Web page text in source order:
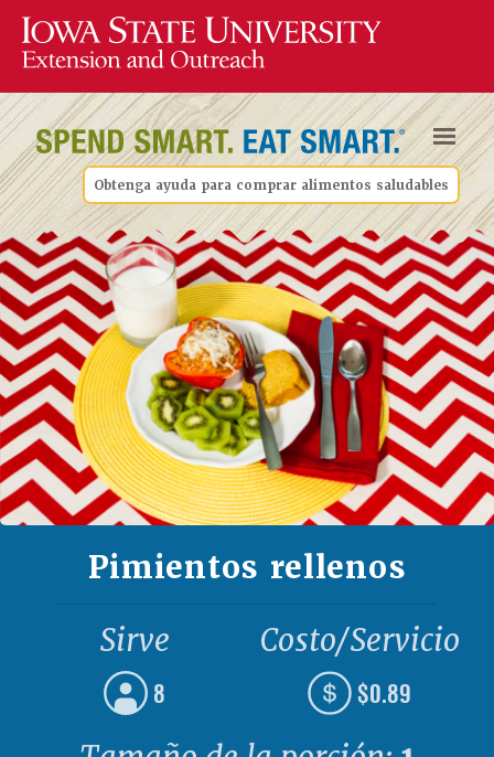
Obtenga ayuda para comprar alimentos saludables
Pimientos rellenos
Sirve
8
Costo/Servicio
$0.89